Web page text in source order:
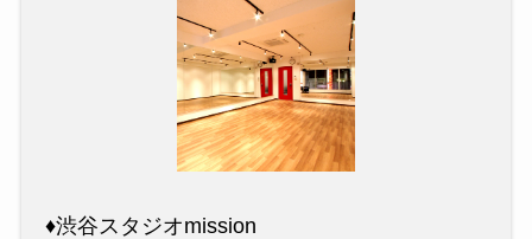
♦︎渋谷スタジオmission